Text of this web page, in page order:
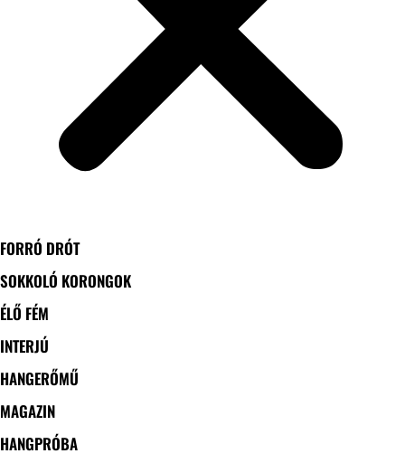
FORRÓ DRÓT
SOKKOLÓ KORONGOK
ÉLŐ FÉM
INTERJÚ
HANGERŐMŰ
MAGAZIN
HANGPRÓBA